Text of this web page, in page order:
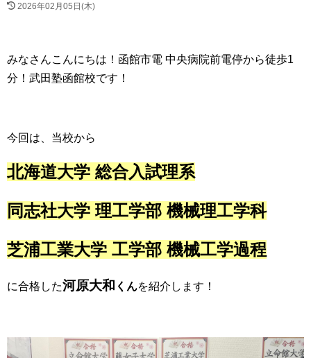
2026年02月05日(木)
みなさんこんにちは！ 函館市電 中央病院前電停から徒歩1
分！ 武田塾函館校です！
今回は、当校から
北海道大学 総合入試理系
同志社大学 理工学部 機械理工学科
芝浦工業大学 工学部 機械工学過程
に合格した河原大和 くんを紹介します！